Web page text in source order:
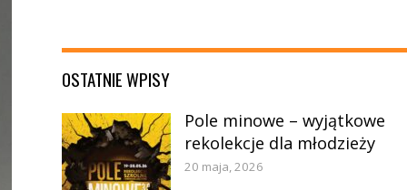
OSTATNIE WPISY
Pole minowe – wyjątkowe
rekolekcje dla młodzieży
20 maja, 2026